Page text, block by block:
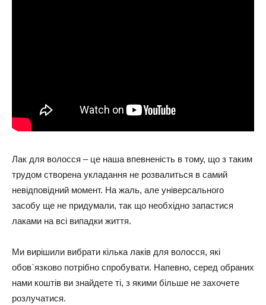
Лак для волосся – це наша впевненість в тому, що з таким
трудом створена укладання не розвалиться в самий
невідповідний момент. На жаль, але універсального
засобу ще не придумали, так що необхідно запастися
лаками на всі випадки життя.
Ми вирішили вибрати кілька лаків для волосся, які
обов`язково потрібно спробувати. Напевно, серед обраних
нами коштів ви знайдете ті, з якими більше не захочете
розлучатися.